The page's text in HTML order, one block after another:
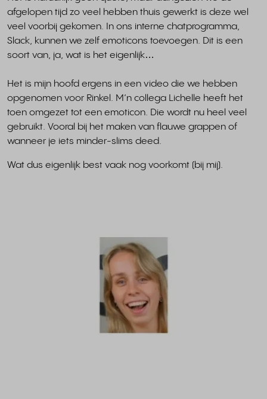
afgelopen tijd zo veel hebben thuis gewerkt is deze wel
veel voorbij gekomen. In ons interne chatprogramma,
Slack, kunnen we zelf emoticons toevoegen. Dit is een
soort van, ja, wat is het eigenlijk…
Het is mijn hoofd ergens in een video die we hebben
opgenomen voor Rinkel. M’n collega Lichelle heeft het
toen omgezet tot een emoticon. Die wordt nu heel veel
gebruikt. Vooral bij het maken van flauwe grappen of
wanneer je iets minder-slims deed.
Wat dus eigenlijk best vaak nog voorkomt (bij mij).